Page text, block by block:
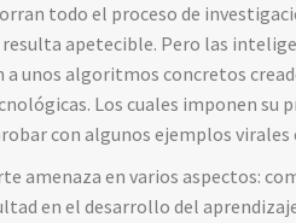
todo el proceso de
apetecible. Pero las
unos algoritmos concretos
Los cuales imponen su
con algunos ejemplos virales
amenaza en varios aspectos:
en el desarrollo del